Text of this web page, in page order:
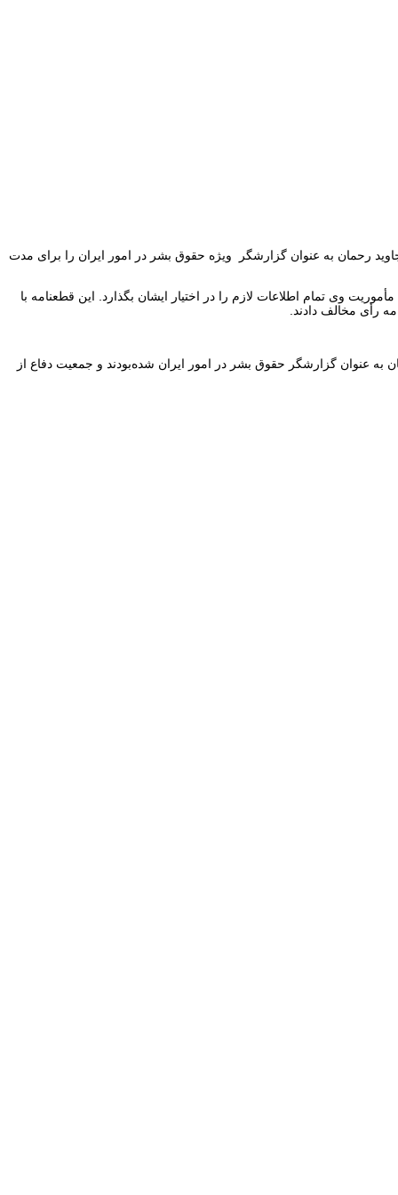
رحمان به عنوان گزارشگر ویژه حقوق بشر در امور ایران را برای مدت
وی تمام اطلاعات لازم را در اختیار ایشان بگذارد. این قطعنامه با
عنوان گزارشگر حقوق بشر در امور ایران شده‌بودند و جمعیت دفاع از